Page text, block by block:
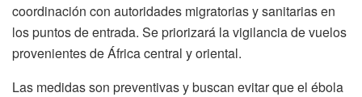
coordinación con autoridades migratorias y sanitarias en
los puntos de entrada. Se priorizará la vigilancia de vuelos
provenientes de África central y oriental.
Las medidas son preventivas y buscan evitar que el ébola